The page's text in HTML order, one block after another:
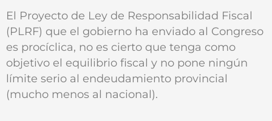
El Proyecto de Ley de Responsabilidad Fiscal
(PLRF) que el gobierno ha enviado al Congreso
es procíclica, no es cierto que tenga como
objetivo el equilibrio fiscal y no pone ningún
límite serio al endeudamiento provincial
(mucho menos al nacional).